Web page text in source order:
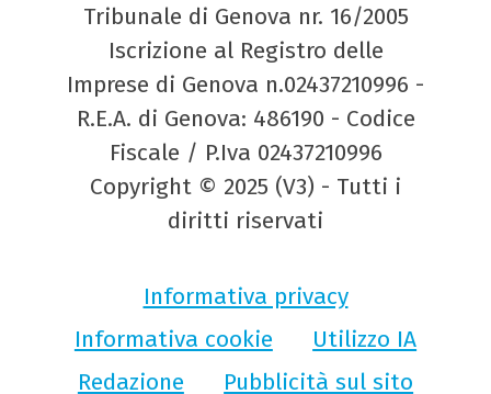
Tribunale di Genova nr. 16/2005
Iscrizione al Registro delle
Imprese di Genova n.02437210996 -
R.E.A. di Genova: 486190 - Codice
Fiscale / P.Iva 02437210996
Copyright © 2025 (V3) - Tutti i
diritti riservati
Informativa privacy
Informativa cookie
Utilizzo IA
Redazione
Pubblicità sul sito